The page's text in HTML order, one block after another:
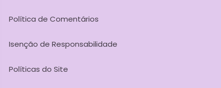
Política de Comentários
Isenção de Responsabilidade
Políticas do Site